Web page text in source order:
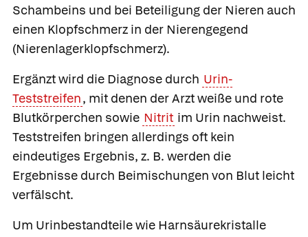
Schambeins und bei Beteiligung der Nieren auch
einen Klopfschmerz in der Nierengegend
(Nierenlagerklopfschmerz).
Ergänzt wird die Diagnose durch Urin-
Teststreifen, mit denen der Arzt weiße und rote
Blutkörperchen sowie Nitrit im Urin nachweist.
Teststreifen bringen allerdings oft kein
eindeutiges Ergebnis, z. B. werden die
Ergebnisse durch Beimischungen von Blut leicht
verfälscht.
Um Urinbestandteile wie Harnsäurekristalle